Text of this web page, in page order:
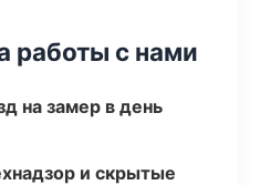
работы с нами
на замер в день
и скрытые